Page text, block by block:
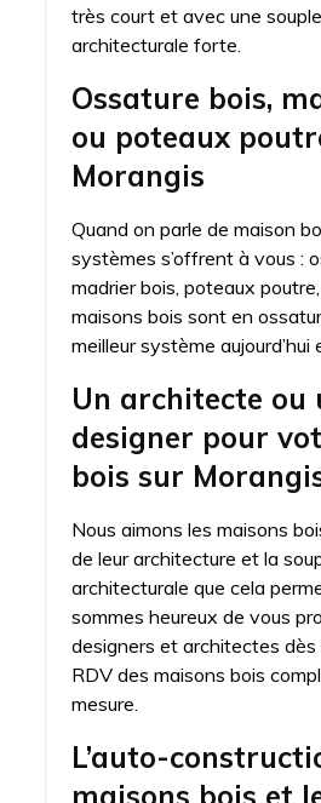
très court et avec une
architecturale forte.
Ossature bois,
ou poteaux
Morangis
Quand on parle de maison
systèmes s’offrent à vous :
madrier bois, poteaux
maisons bois sont en
meilleur système aujourd’hui
Un architecte ou
designer pour
bois sur
Nous aimons les maisons
de leur architecture et la
architecturale que cela
sommes heureux de vous
designers et architectes dès
RDV des maisons bois
mesure.
L’auto-
maisons bois et